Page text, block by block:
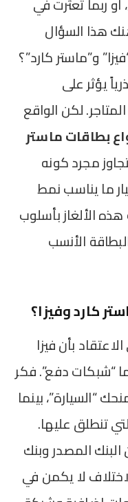
هذا السؤال
و”ماستر كارد”؟
يؤثر على
لكن الواقع
بطاقات ماستر
مجرد كونه
ما يناسب نمط
الألغاز بأسلوب
الأنسب
كارد وفيزا؟
بأن فيزا
“شبكات دفع”. فكر
“السيارة”، بينما
تنطلق عليها.
المصدر وبنك
لا يكمن في